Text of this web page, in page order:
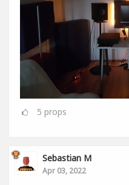
5 props
Sebastian M
Apr 03, 2022